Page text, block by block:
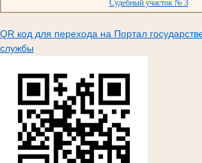
Судебный участок № 3
QR код для перехода на Портал
службы